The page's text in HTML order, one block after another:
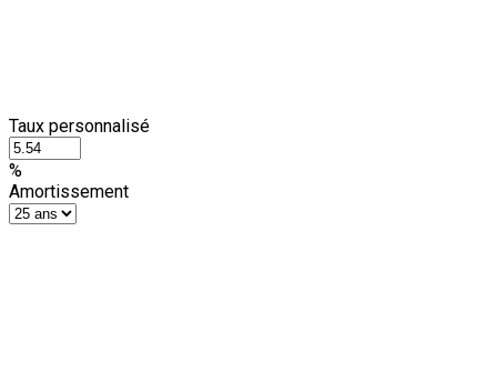
Taux personnalisé
%
Amortissement